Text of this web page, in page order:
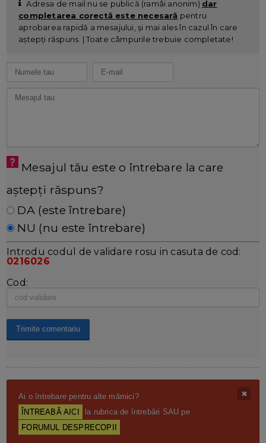
Adresa de mail nu se publică (ramâi anonim) dar
completarea corectă este necesară pentru
aprobarea rapidă a mesajului, și mai ales în cazul în care
aștepți răspuns. | Toate câmpurile trebuie completate!
Mesajul tău este o întrebare la care
aștepți răspuns?
DA (este întrebare)
NU (nu este întrebare)
Introdu codul de validare rosu in casuta de cod:
0216026
Cod:
Ai o întrebare pentru alte mămici?
ÎNTREABĂ AICI
la rubrica de întrebări SAU pe
FORUMUL DESPRECOPII